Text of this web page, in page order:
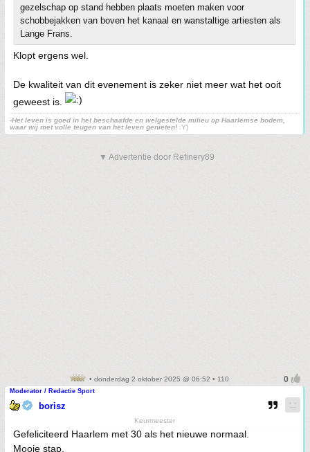
gezelschap op stand hebben plaats moeten maken voor
schobbejakken van boven het kanaal en wanstaltige artiesten als
Lange Frans.
Klopt ergens wel.
De kwaliteit van dit evenement is zeker niet meer wat het ooit
geweest is.
-Het leven is goed in het beschaafde en welgestelde milieu op Haarlemse bodem,
waar wij met volle teugen van het leven genieten! :Y)
▼ Advertentie door Refinery89
• donderdag 2 oktober 2025 @ 06:52 • 110
Moderator / Redactie Sport
borisz
Keurmeester
Gefeliciteerd Haarlem met 30 als het nieuwe normaal.
Mooie stap.